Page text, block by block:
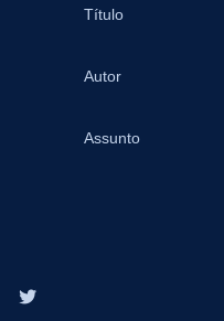
Título
Autor
Assunto